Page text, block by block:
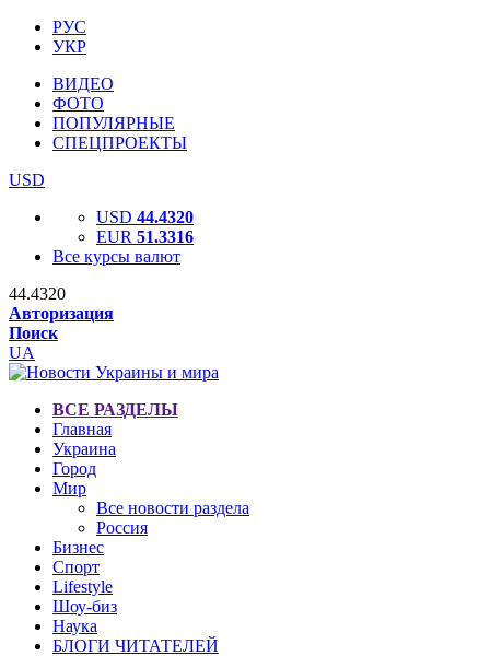
РУС
УКР
ВИДЕО
ФОТО
ПОПУЛЯРНЫЕ
СПЕЦПРОЕКТЫ
USD
USD 44.4320
EUR 51.3316
Все курсы валют
44.4320
Авторизация
Поиск
UA
ВСЕ РАЗДЕЛЫ
Главная
Украина
Город
Мир
Все новости раздела
Россия
Бизнес
Спорт
Lifestyle
Шоу-биз
Наука
БЛОГИ ЧИТАТЕЛЕЙ